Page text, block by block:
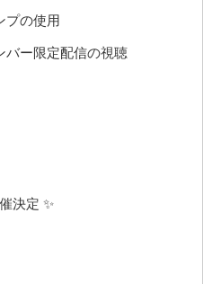
プの使用
バー限定配信の視聴
決定 ✨